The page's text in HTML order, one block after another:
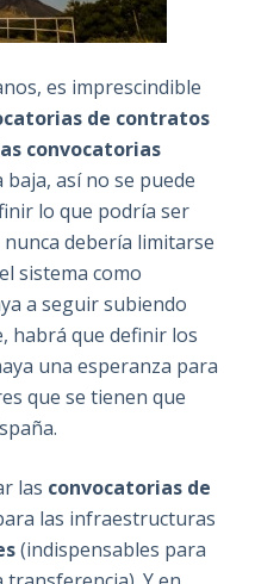
es imprescindible
de contratos
convocatorias
así no se puede
lo que podría ser
nunca debería limitarse
sistema como
a seguir subiendo
habrá que definir los
una esperanza para
que se tienen que
las convocatorias de
las infraestructuras
(indispensables para